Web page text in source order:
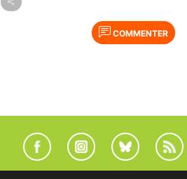
COMMENTER